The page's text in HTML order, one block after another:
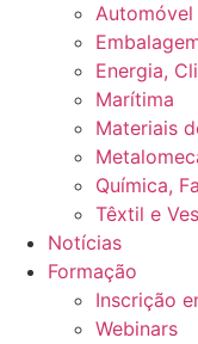
Energia,
Marítima
Materiais
Química,
Têxtil e
Notícias
Formação
Inscrição
Webinars